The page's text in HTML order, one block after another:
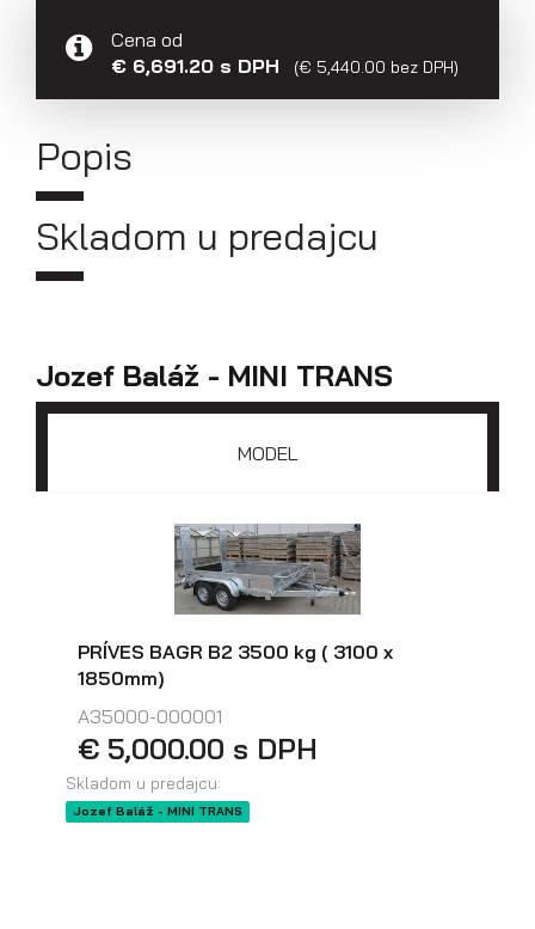
Prepravníky áut
Multiprepravníky VZ O
Cena od
€ 6,691.20 s DPH
(€ 5,440.00 bez DPH)
Popis
Skladom u predajcu
Jozef Baláž - MINI TRANS
MODEL
PRÍVES BAGR B2 3500 kg ( 3100 x
1850mm)
A35000-000001
€ 5,000.00 s DPH
Skladom u predajcu:
Jozef Baláž - MINI TRANS